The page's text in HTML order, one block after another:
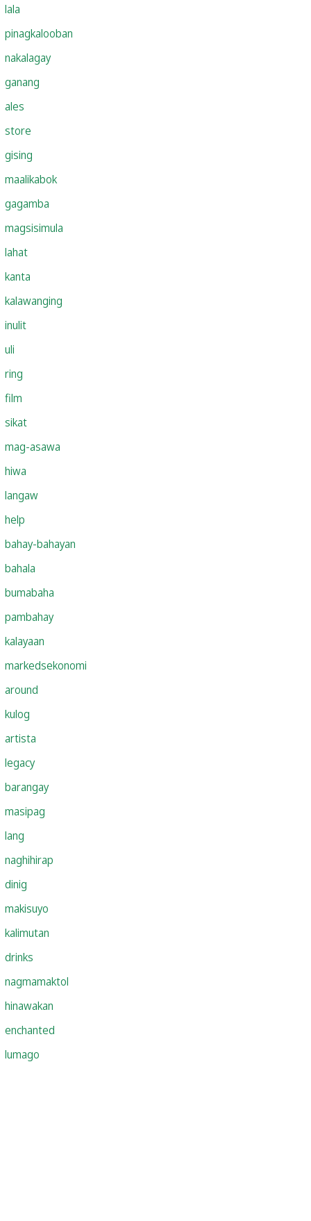
lala
pinagkalooban
nakalagay
ganang
ales
store
gising
maalikabok
gagamba
magsisimula
lahat
kanta
kalawanging
inulit
uli
ring
film
sikat
mag-asawa
hiwa
langaw
help
bahay-bahayan
bahala
bumabaha
pambahay
kalayaan
markedsekonomi
around
kulog
artista
legacy
barangay
masipag
lang
naghihirap
dinig
makisuyo
kalimutan
drinks
nagmamaktol
hinawakan
enchanted
lumago